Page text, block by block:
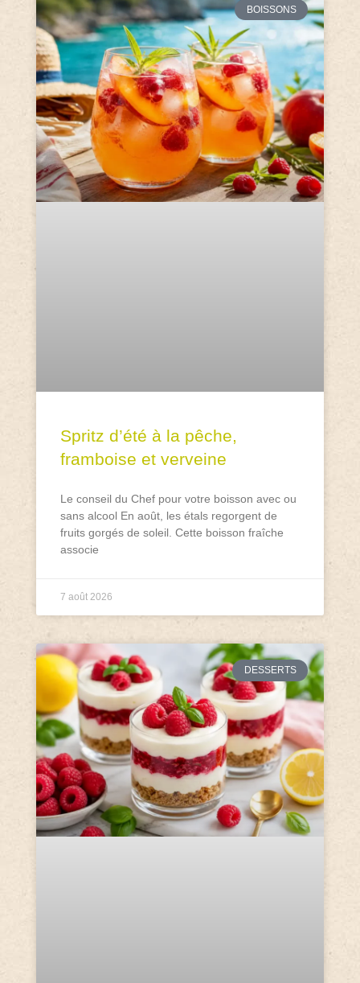
BOISSONS
Spritz d’été à la pêche,
framboise et verveine
Le conseil du Chef pour votre boisson avec ou
sans alcool En août, les étals regorgent de
fruits gorgés de soleil. Cette boisson fraîche
associe
7 août 2026
DESSERTS